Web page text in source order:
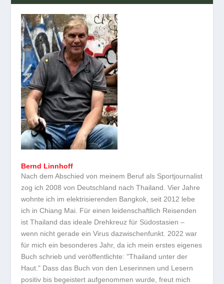
Bernd Linnhoff
Nach dem Abschied von meinem Beruf als Sportjournalist
zog ich 2008 von Deutschland nach Thailand. Vier Jahre
wohnte ich im elektrisierenden Bangkok, seit 2012 lebe
ich in Chiang Mai. Für einen leidenschaftlich Reisenden
ist Thailand das ideale Drehkreuz für Südostasien –
wenn nicht gerade ein Virus dazwischenfunkt. 2022 war
für mich ein besonderes Jahr, da ich mein erstes eigenes
Buch schrieb und veröffentlichte: "Thailand unter der
Haut." Dass das Buch von den Leserinnen und Lesern
positiv bis begeistert aufgenommen wurde, freut mich